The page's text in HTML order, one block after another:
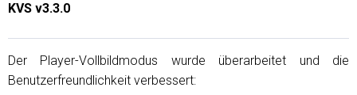
KVS v3.3.0
Der Player-Vollbildmodus wurde überarbeitet und die
Benutzerfreundlichkeit verbessert: